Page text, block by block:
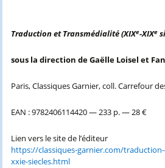
Traduction et Transmédialité (XIXe-XIXe
sous la direction de Gaëlle Loisel et
Paris, Classiques Garnier, coll. Carrefour
EAN : 9782406114420 — 233 p. — 28 €
Lien vers le site de l’éditeur
https://classiques-garnier.com/
xxie-siecles.html